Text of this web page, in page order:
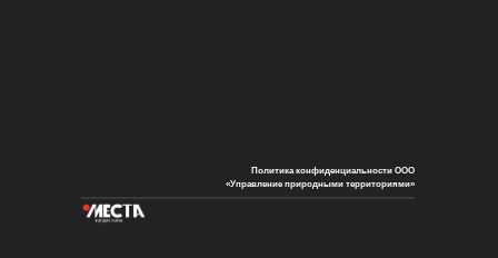
Политика конфиденциальности ООО
«Управление природными территориями»